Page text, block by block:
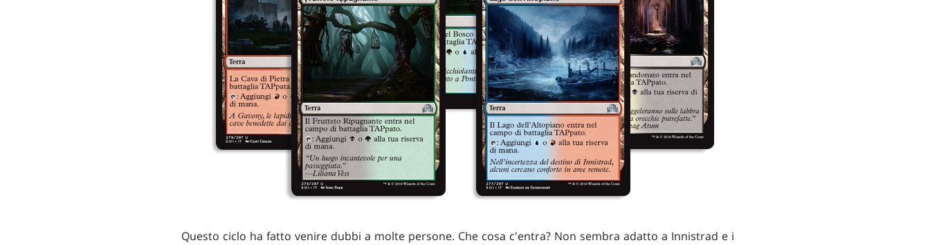
Questo ciclo ha fatto venire dubbi a molte persone. Che cosa c'entra? Non sembra adatto a Innistrad e i